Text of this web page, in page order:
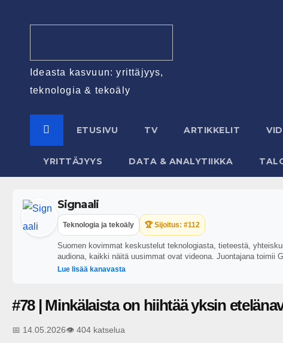
Ideasta kasvuun: yrittäjyys,
teknologia & tekoäly
ETUSIVU TV ARTIKKELIT
YRITTÄJYYS DATA & ANALYTIIKKA
Signaali
Teknologia ja tekoäly 🏆 Sijoitus: #112
Suomen kovimmat keskustelut teknologiasta, tieteestä,
audiona, kaikki näitä uusimmat ovat videona. Juontajana toimii
Lue lisää kanavasta
#78 | Minkälaista on hiihtää yksin
📅 14.05.2026👁️ 404 katselua